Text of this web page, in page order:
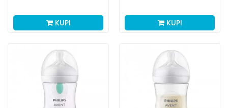
KUPI KUPI